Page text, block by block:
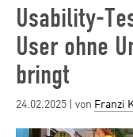
Usability-
User ohne
bringt
Posted
24.02.2025 | von Franzi